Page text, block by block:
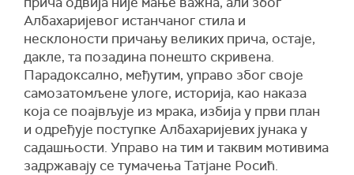
Албахаријевог истанчаног стила и
несклоности причању великих прича, остаје,
дакле, та позадина понешто скривена.
Парадоксално, међутим, управо због своје
самозатомљене улоге, историја, као наказа
која се поајвљује из мрака, избија у први план
и одређује поступке Албахаријевих јунака у
садашњости. Управо на тим и таквим мотивима
задржавају се тумачења Татјане Росић.